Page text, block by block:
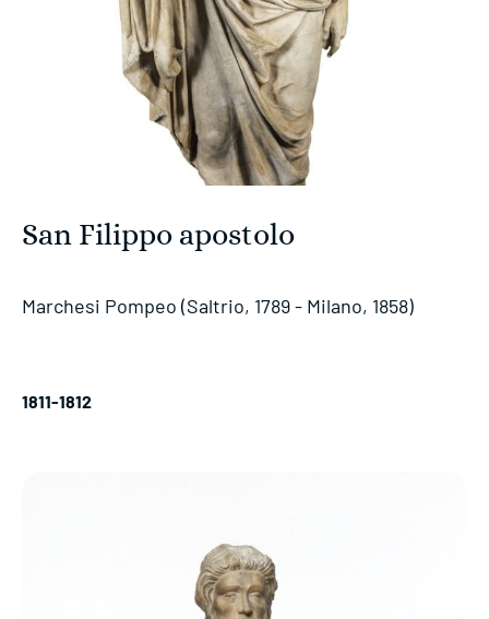
San Filippo apostolo
Marchesi Pompeo (Saltrio, 1789 - Milano, 1858)
1811-1812